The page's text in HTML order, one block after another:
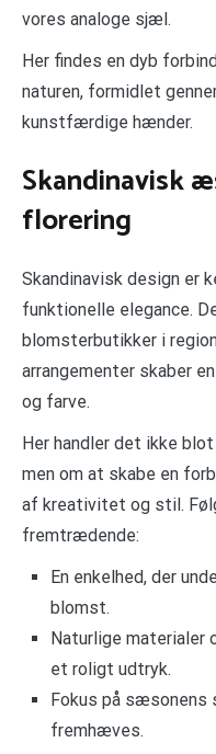
vores analoge sjæl.
Her findes en dyb
naturen, formidlet
kunstfærdige hænder.
Skandinavisk
florering
Skandinavisk design er
funktionelle elegance.
blomsterbutikker i
arrangementer skaber
og farve.
Her handler det ikke
men om at skabe en
af kreativitet og stil.
fremtrædende:
En enkelhed, der
blomst.
Naturlige materialer
et roligt udtryk.
Fokus på sæsonens
fremhæves.